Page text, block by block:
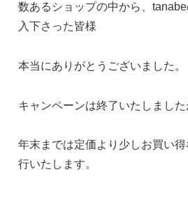
数あるショップの中から、
入下さった皆様
本当にありがとうございました。
キャンペーンは終了いたしました
年末までは定価より少しお買い
行いたします。